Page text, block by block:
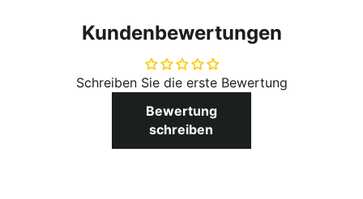
Kundenbewertungen
Schreiben Sie die erste Bewertung
Bewertung
schreiben